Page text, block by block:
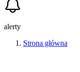
alerty
Strona główna